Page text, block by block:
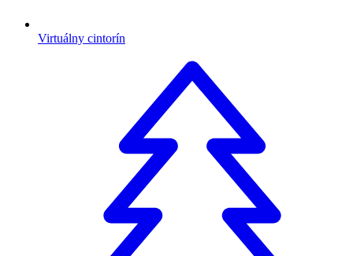
Virtuálny cintorín